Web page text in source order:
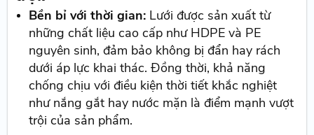
Bền bỉ với thời gian: Lưới được sản xuất từ
những chất liệu cao cấp như HDPE và PE
nguyên sinh, đảm bảo không bị đẩn hay rách
dưới áp lực khai thác. Đồng thời, khả năng
chống chịu với điều kiện thời tiết khắc nghiệt
như nắng gắt hay nước mặn là điểm mạnh vượt
trội của sản phẩm.